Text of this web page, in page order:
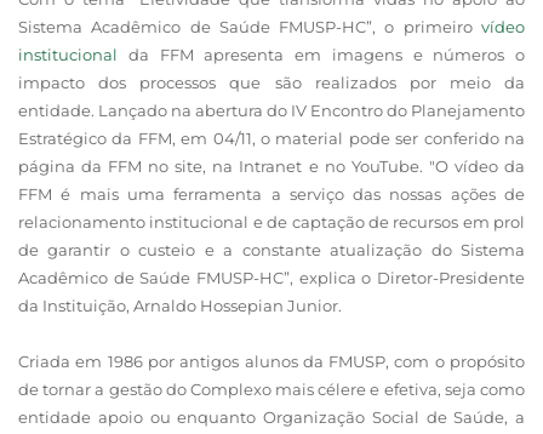
Sistema Acadêmico de Saúde FMUSP-HC”, o primeiro vídeo
institucional da FFM apresenta em imagens e números o
impacto dos processos que são realizados por meio da
entidade. Lançado na abertura do IV Encontro do Planejamento
Estratégico da FFM, em 04/11, o material pode ser conferido na
página da FFM no site, na Intranet e no YouTube. "O vídeo da
FFM é mais uma ferramenta a serviço das nossas ações de
relacionamento institucional e de captação de recursos em prol
de garantir o custeio e a constante atualização do Sistema
Acadêmico de Saúde FMUSP-HC”, explica o Diretor-Presidente
da Instituição, Arnaldo Hossepian Junior.
Criada em 1986 por antigos alunos da FMUSP, com o propósito
de tornar a gestão do Complexo mais célere e efetiva, seja como
entidade apoio ou enquanto Organização Social de Saúde, a